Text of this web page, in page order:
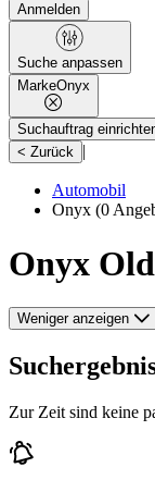
Anmelden
Suche anpassen
MarkeOnyx
Suchauftrag
< Zurück |
Automobil
Onyx (0
Onyx
Weniger anzeigen
Zur Zeit sind keine